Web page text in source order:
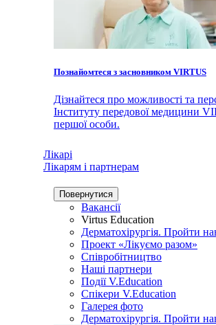
Познайомтеся з засновником VIRTUS
Дізнайтеся про можливості та
Інституту передової медицини
першої особи.
Лікарі
Лікарям і партнерам
Повернутися
Вакансії
Virtus Education
Дерматохірургія. Пройти
Проект «Лікуємо разом»
Співробітництво
Наші партнери
Події V.Education
Спікери V.Education
Галерея фото
Дерматохірургія. Пройти